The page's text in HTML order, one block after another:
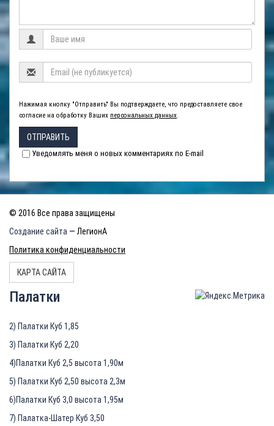
Нажимая кнопку "Отправить" Вы подтверждаете, что предоставляете свое
согласие на обработку Ваших персональных данных.
ОТПРАВИТЬ
Уведомлять меня о новых комментариях по E-mail
© 2016 Все права защищены
Создание сайта — ЛегионА
Политика конфиденциальности
КАРТА САЙТА
Палатки
2) Палатки Куб 1,85
3) Палатки Куб 2,20
4)Палатки Куб 2,5 высота 1,90м
5) Палатки Куб 2,50 высота 2,3м
6)Палатки Куб 3,0 высота 1,95м
7) Палатка-Шатер Куб 3,50